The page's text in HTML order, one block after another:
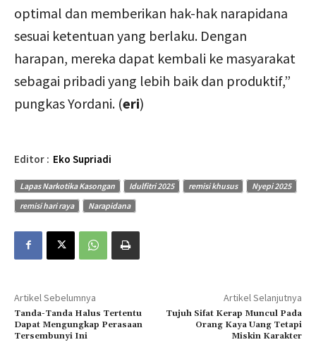
optimal dan memberikan hak-hak narapidana
sesuai ketentuan yang berlaku. Dengan
harapan, mereka dapat kembali ke masyarakat
sebagai pribadi yang lebih baik dan produktif,”
pungkas Yordani. (eri)
Editor : Eko Supriadi
Lapas Narkotika Kasongan Idulfitri 2025 remisi khusus
Nyepi 2025
remisi hari raya
Narapidana
Artikel Sebelumnya
Tanda-Tanda Halus Tertentu
Dapat Mengungkap Perasaan
Tersembunyi Ini
Artikel Selanjutnya
Tujuh Sifat Kerap Muncul Pada
Orang Kaya Uang Tetapi
Miskin Karakter